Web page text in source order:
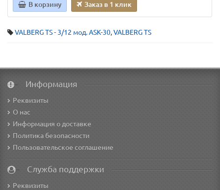
В корзину Заказ в 1 клик
VALBERG TS - 3/12 мод. ASK-30,VALBERG TS
Информация
Реквизиты
О нас
Информация о доставке
Политика безопасности
Пользовательское соглашение
Служба поддержки
Реквизиты